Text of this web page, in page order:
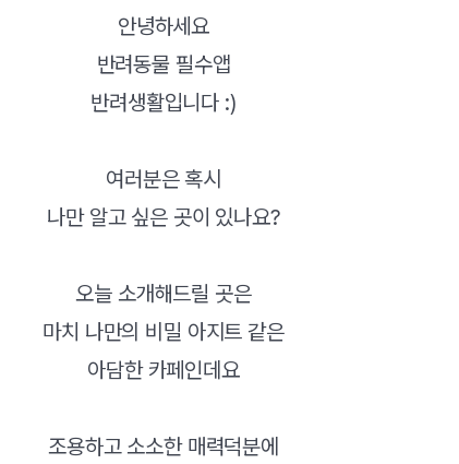
안녕하세요
반려동물 필수앱
반려생활입니다 :)
여러분은 혹시
나만 알고 싶은 곳이 있나요?
오늘 소개해드릴 곳은
마치 나만의 비밀 아지트 같은
아담한 카페인데요
조용하고 소소한 매력덕분에